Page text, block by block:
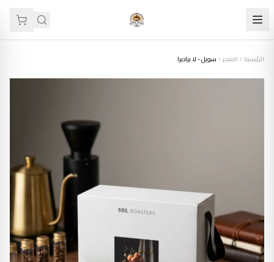
الرئيسية المتجر سويل - لا براديرا